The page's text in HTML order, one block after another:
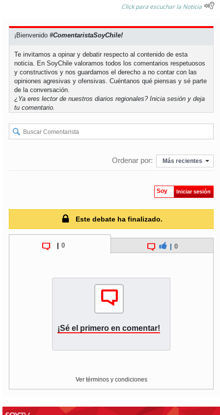
soytemuco
soyvaldivia
soyosorno
soypuertomontt
soychiloé
Click para escuchar la Noticia
¡Bienvenido#ComentaristaSoyChile!
Te invitamos a opinar y debatir respecto al contenido de esta
noticia. En SoyChile valoramos todos los comentarios respetuosos
y constructivos y nos guardamos el derecho a no contar con las
opiniones agresivas y ofensivas. Cuéntanos qué piensas y sé parte
de la conversación.
¿Ya eres lector de nuestros diarios regionales?Inicia sesión y deja
tu comentario.
Ordenar por: Más recientes
Soy Iniciar sesión
Este debate ha finalizado.
0 0
¡Sé el primero en comentar!
Ver términos y condiciones